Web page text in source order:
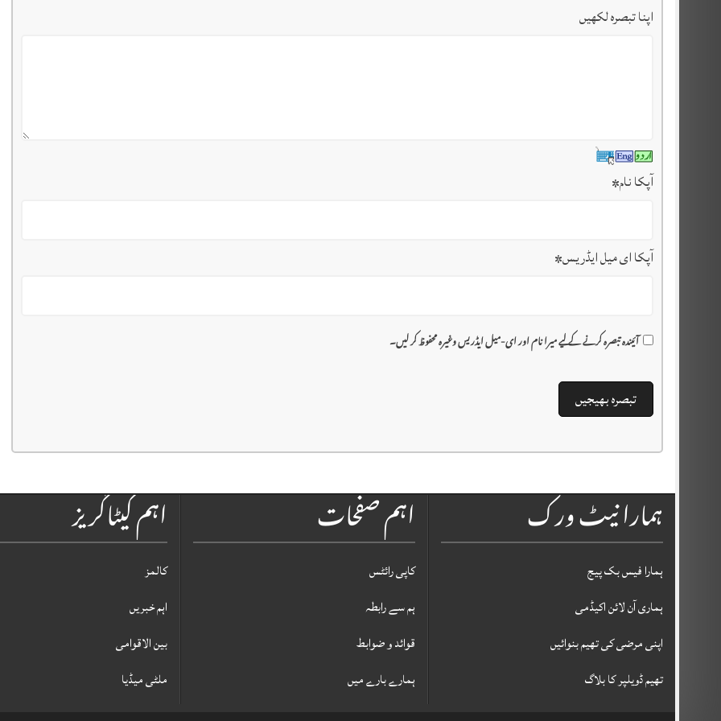
اپنا تبصرہ لکھیں
آپکا نام*
آپکا ای میل ایڈریس*
آئیندہ تبصرہ کرنے کے لیے میرا نام اور ای-میل ایڈریس وغیرہ محفوظ کر لیں۔
اہم کیٹاگریز
کالمز
اہم خبریں
بین الاقوامی
ملٹی میڈیا
اہم صفحات
کاپی رائٹس
ہم سے رابطہ
قوائد و ضوابط
ہمارے بارے میں
ہمارا نیٹ ورک
ہمارا فیس بک پیج
ہماری آن لائن اکیڈمی
اپنی مرضی کی تھیم بنوائیں
تھیم ڈویلپر کا بلاگ